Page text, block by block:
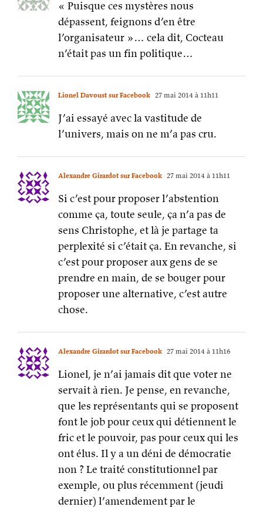
J’ai essayé avec la vastitude de
l’univers, mais on ne m’a pas cru.
comme ça, toute seule, ça n’a pas de
sens Christophe, et là je partage ta
prendre en main, de se bouger pour
proposer une alternative, c’est autre
chose.
Alexandre Girardot sur Facebook 27 mai 2014 à 11h16
Lionel, je n’ai jamais dit que voter ne
servait à rien. Je pense, en revanche,
que les représentants qui se proposent
ont élus. Il y a un déni de démocratie
non ? Le traité constitutionnel par
exemple, ou plus récemment (jeudi
dernier) l’amendement par le
Parlement de la proposition du FDG de
stopper les négos du traité
transatlantique (nos zélus on vidé la
proposition du FDG de toute substance
et l’ont adopté totalement vide). Il y
aurait d’autres exemples dans le même